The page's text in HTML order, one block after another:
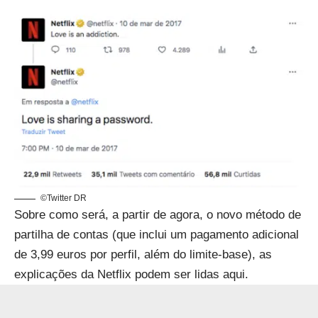
©Twitter DR
Sobre como será, a partir de agora, o novo método de
partilha de contas (que inclui um pagamento adicional
de 3,99 euros por perfil, além do limite-base), as
explicações da Netflix podem ser lidas aqui.